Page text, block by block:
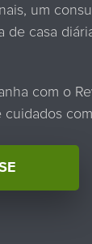
um
de casa
com o